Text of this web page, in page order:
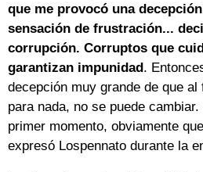
que me provocó una
sensación de frustración...
corrupción. Corruptos que
garantizan impunidad.
decepción muy grande de que
para nada, no se puede
primer momento, obviamente
expresó Lospennato durante la